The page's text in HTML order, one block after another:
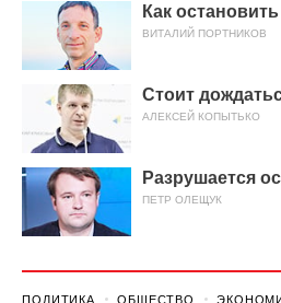
Как
ВИТАЛИЙ ПОРТНИКОВ
Стоит
АЛЕКСЕЙ КОПЫТЬКО
Разрушается
ПЕТР ОЛЕЩУК
ПОЛИТИКА ОБЩЕСТВО